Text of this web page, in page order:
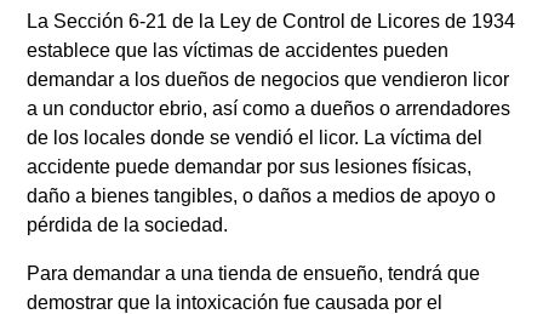
La Sección 6-21 de la Ley de Control de Licores de 1934
establece que las víctimas de accidentes pueden
demandar a los dueños de negocios que vendieron licor
a un conductor ebrio, así como a dueños o arrendadores
de los locales donde se vendió el licor. La víctima del
accidente puede demandar por sus lesiones físicas,
daño a bienes tangibles, o daños a medios de apoyo o
pérdida de la sociedad.
Para demandar a una tienda de ensueño, tendrá que
demostrar que la intoxicación fue causada por el